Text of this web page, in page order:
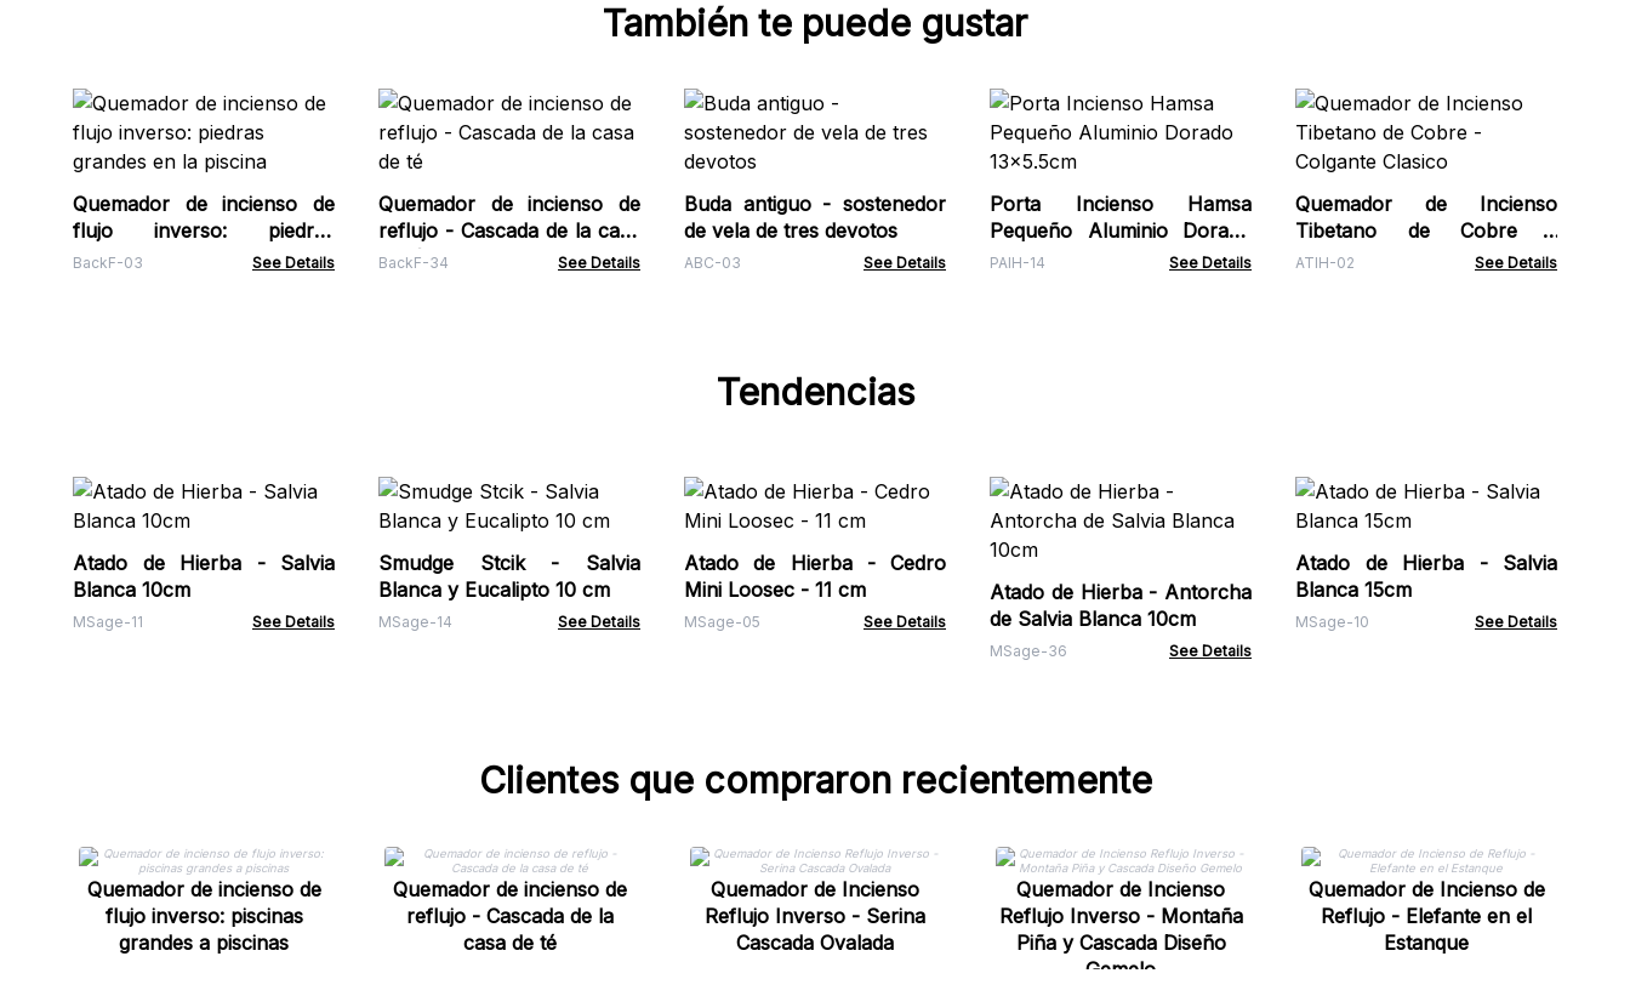
También te puede gustar
Quemador de incienso de
flujo inverso: piedras
grandes en la piscina
BackF-03 See Details
Quemador de incienso de
reflujo - Cascada de la casa
de té
BackF-34 See Details
Buda antiguo - sostenedor
de vela de tres devotos
ABC-03 See Details
Porta Incienso Hamsa
Pequeño Aluminio Dorado
13x5.5cm
PAIH-14 See Details
Quemador de Incienso
Tibetano de Cobre -
Colgante Clasico
ATIH-02 See Details
Tendencias
Atado de Hierba - Salvia
Blanca 10cm
MSage-11 See Details
Smudge Stcik - Salvia
Blanca y Eucalipto 10 cm
MSage-14 See Details
Atado de Hierba - Cedro
Mini Loosec - 11 cm
MSage-05 See Details
Atado de Hierba - Antorcha
de Salvia Blanca 10cm
MSage-36 See Details
Atado de Hierba - Salvia
Blanca 15cm
MSage-10 See Details
Clientes que compraron recientemente
Quemador de incienso de
flujo inverso: piscinas
grandes a piscinas
Quemador de incienso de
reflujo - Cascada de la
casa de té
Quemador de Incienso
Reflujo Inverso - Serina
Cascada Ovalada
Quemador de Incienso
Reflujo Inverso - Montaña
Piña y Cascada Diseño
Gemelo
Quemador de Incienso de
Reflujo - Elefante en el
Estanque